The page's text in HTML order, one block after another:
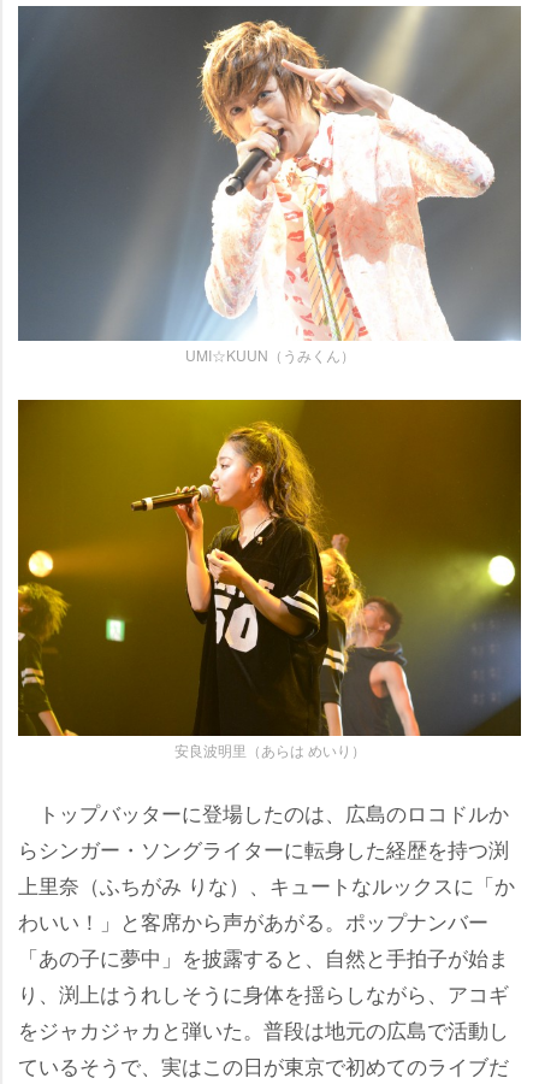
UMI☆KUUN（うみくん）
安良波明里（あらは めいり）
トップバッターに登場したのは、広島のロコドルか
らシンガー・ソングライターに転身した経歴を持つ渕
上里奈（ふちがみ りな）、キュートなルックスに「か
わいい！」と客席から声があがる。ポップナンバー
「あの子に夢中」を披露すると、自然と手拍子が始ま
り、渕上はうれしそうに身体を揺らしながら、アコギ
をジャカジャカと弾いた。普段は地元の広島で活動し
ているそうで、実はこの日が東京で初めてのライブだ